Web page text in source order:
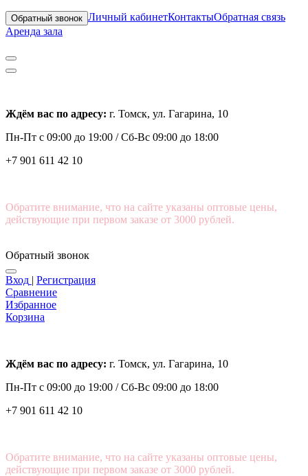
Обратный звонок Личный кабинетКонтактыОбратная связь
Аренда зала
Ждём вас по адресу: г. Томск, ул. Гагарина, 10
Пн-Пт с 09:00 до 19:00 /Сб-Вс 09:00 до 18:00
+7 901 611 42 10
Обратите внимание, что на сайте указаны оптовые цены,
действующие при первом заказе от 3000 рублей.
Обратный звонок
Вход | Регистрация
Сравнение
Избранное
Корзина
Ждём вас по адресу: г. Томск, ул. Гагарина, 10
Пн-Пт с 09:00 до 19:00 /Сб-Вс 09:00 до 18:00
+7 901 611 42 10
Обратите внимание, что на сайте указаны оптовые цены,
действующие при первом заказе от 3000 рублей.